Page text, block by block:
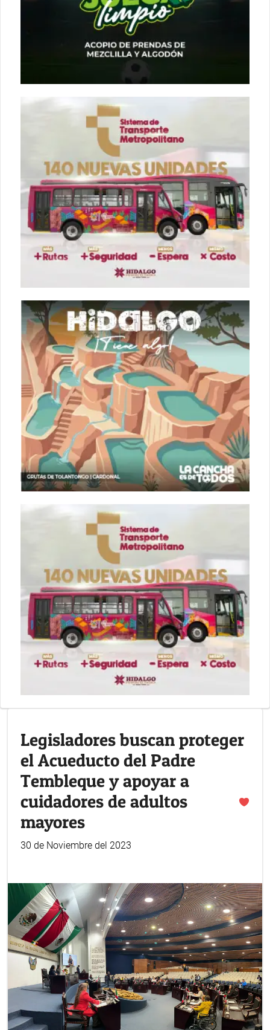
Legisladores buscan proteger
el Acueducto del Padre
Tembleque y apoyar a
cuidadores de adultos
mayores
30 de Noviembre del 2023